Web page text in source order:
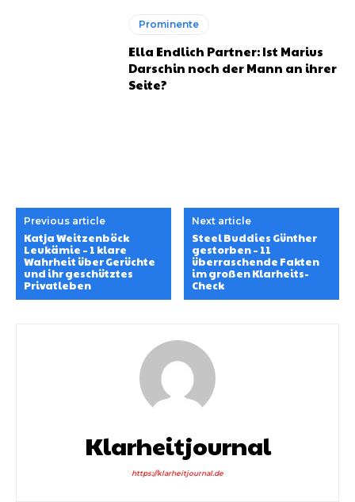
Prominente
Ella Endlich Partner: Ist Marius
Darschin noch der Mann an ihrer
Seite?
Previous article
Katja Weitzenböck
Leukämie – 1 klare
Wahrheit über Gerüchte
und ihr geschütztes
Privatleben
Next article
Steel Buddies Günther
gestorben – 11
überraschende Fakten
im großen Klarheits-
Check
Klarheitjournal
https://klarheitjournal.de